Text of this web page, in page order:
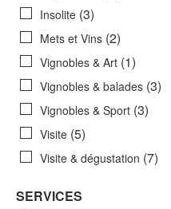
Insolite (3)
Mets et Vins (2)
Vignobles & Art (1)
Vignobles & balades (3)
Vignobles & Sport (3)
Visite (5)
Visite & dégustation (7)
SERVICES